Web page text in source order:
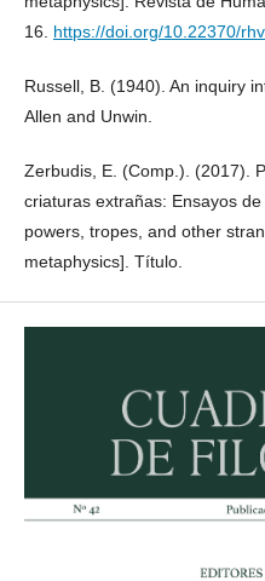
16. https://doi.org/10.22370/
Russell, B. (1940). An inquiry
Allen and Unwin.
Zerbudis, E. (Comp.). (2017).
criaturas extrañas: Ensayos
powers, tropes, and other
metaphysics]. Título.